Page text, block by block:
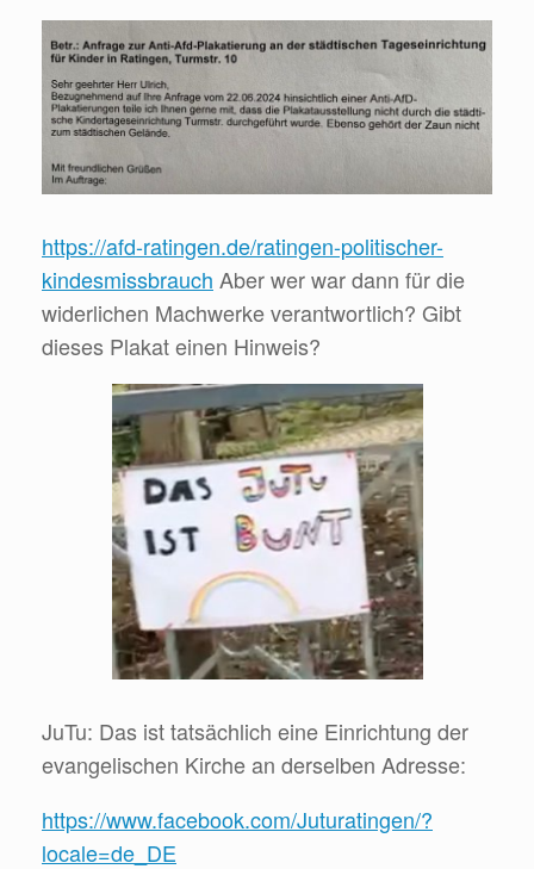
https://afd-ratingen.de/ratingen-politischer-
kindesmissbrauch Aber wer war dann für die
widerlichen Machwerke verantwortlich? Gibt
dieses Plakat einen Hinweis?
JuTu: Das ist tatsächlich eine Einrichtung der
evangelischen Kirche an derselben Adresse:
https://www.facebook.com/Juturatingen/?
locale=de_DE